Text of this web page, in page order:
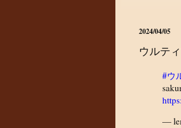
2024/04/05
ウルテ
#ウ
—